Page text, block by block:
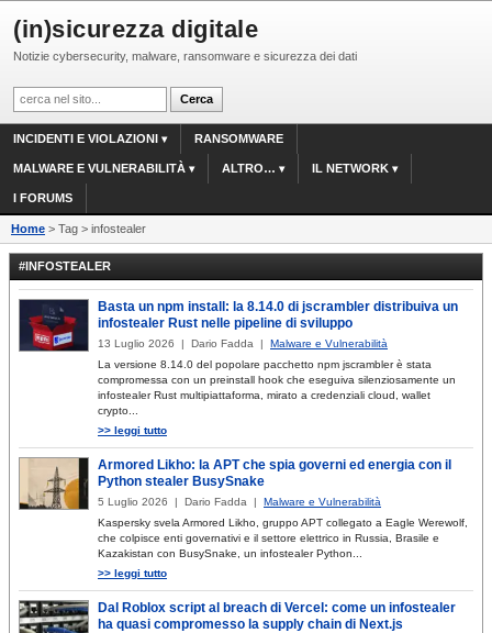
(in)sicurezza digitale
Notizie cybersecurity, malware, ransomware e sicurezza dei dati
INCIDENTI E VIOLAZIONI RANSOMWARE
MALWARE E VULNERABILITÀ ALTRO… IL NETWORK
I FORUMS
Home > Tag > infostealer
#INFOSTEALER
Basta un npm install: la 8.14.0 di jscrambler distribuiva un
infostealer Rust nelle pipeline di sviluppo
13 Luglio 2026 | Dario Fadda | Malware e Vulnerabilità
La versione 8.14.0 del popolare pacchetto npm jscrambler è stata
compromessa con un preinstall hook che eseguiva silenziosamente un
infostealer Rust multipiattaforma, mirato a credenziali cloud, wallet
crypto...
>> leggi tutto
Armored Likho: la APT che spia governi ed energia con il
Python stealer BusySnake
5 Luglio 2026 | Dario Fadda | Malware e Vulnerabilità
Kaspersky svela Armored Likho, gruppo APT collegato a Eagle Werewolf,
che colpisce enti governativi e il settore elettrico in Russia, Brasile e
Kazakistan con BusySnake, un infostealer Python...
>> leggi tutto
Dal Roblox script al breach di Vercel: come un infostealer
ha quasi compromesso la supply chain di Next.js